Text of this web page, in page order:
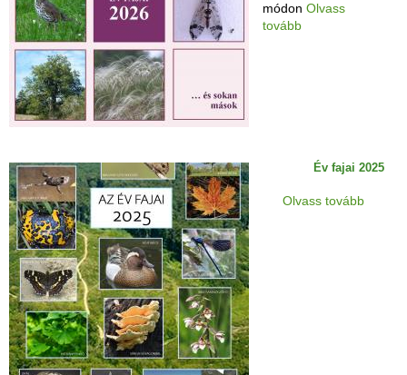
módon Olvass
tovább
Év fajai 2025
Olvass tovább